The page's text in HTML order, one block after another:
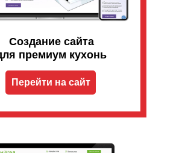
Создание сайта
премиум кухонь
Перейти на сайт